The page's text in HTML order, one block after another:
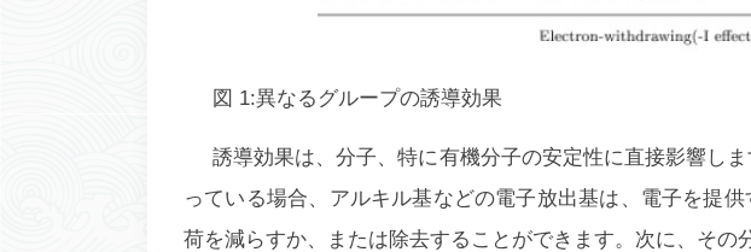
図 1:異なるグループの誘導効果
誘導効果は、分子、特に有機分子の安定性に直接影響し
っている場合、アルキル基などの電子放出基は、電子を提
荷を減らすか、または除去することができます。次に、その